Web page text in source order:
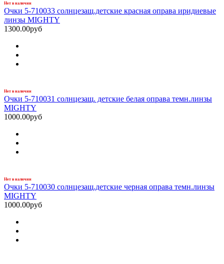
Нет в наличии
Очки 5-710033 солнцезащ.детские красная оправа иридиевые
линзы MIGHTY
1300.00руб
Нет в наличии
Очки 5-710031 солнцезащ. детские белая оправа темн.линзы
MIGHTY
1000.00руб
Нет в наличии
Очки 5-710030 солнцезащ.детские черная оправа темн.линзы
MIGHTY
1000.00руб